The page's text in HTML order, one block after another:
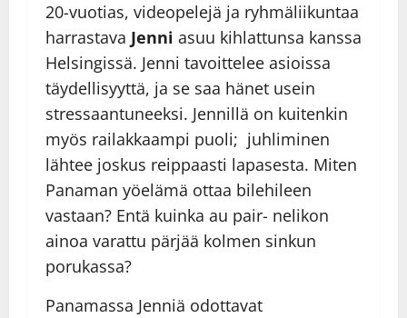
20-vuotias, videopelejä ja ryhmäliikuntaa
harrastava Jenni asuu kihlattunsa kanssa
Helsingissä. Jenni tavoittelee asioissa
täydellisyyttä, ja se saa hänet usein
stressaantuneeksi. Jennillä on kuitenkin
myös railakkaampi puoli; juhliminen
lähtee joskus reippaasti lapasesta. Miten
Panaman yöelämä ottaa bilehileen
vastaan? Entä kuinka au pair- nelikon
ainoa varattu pärjää kolmen sinkun
porukassa?
Panamassa Jenniä odottavat